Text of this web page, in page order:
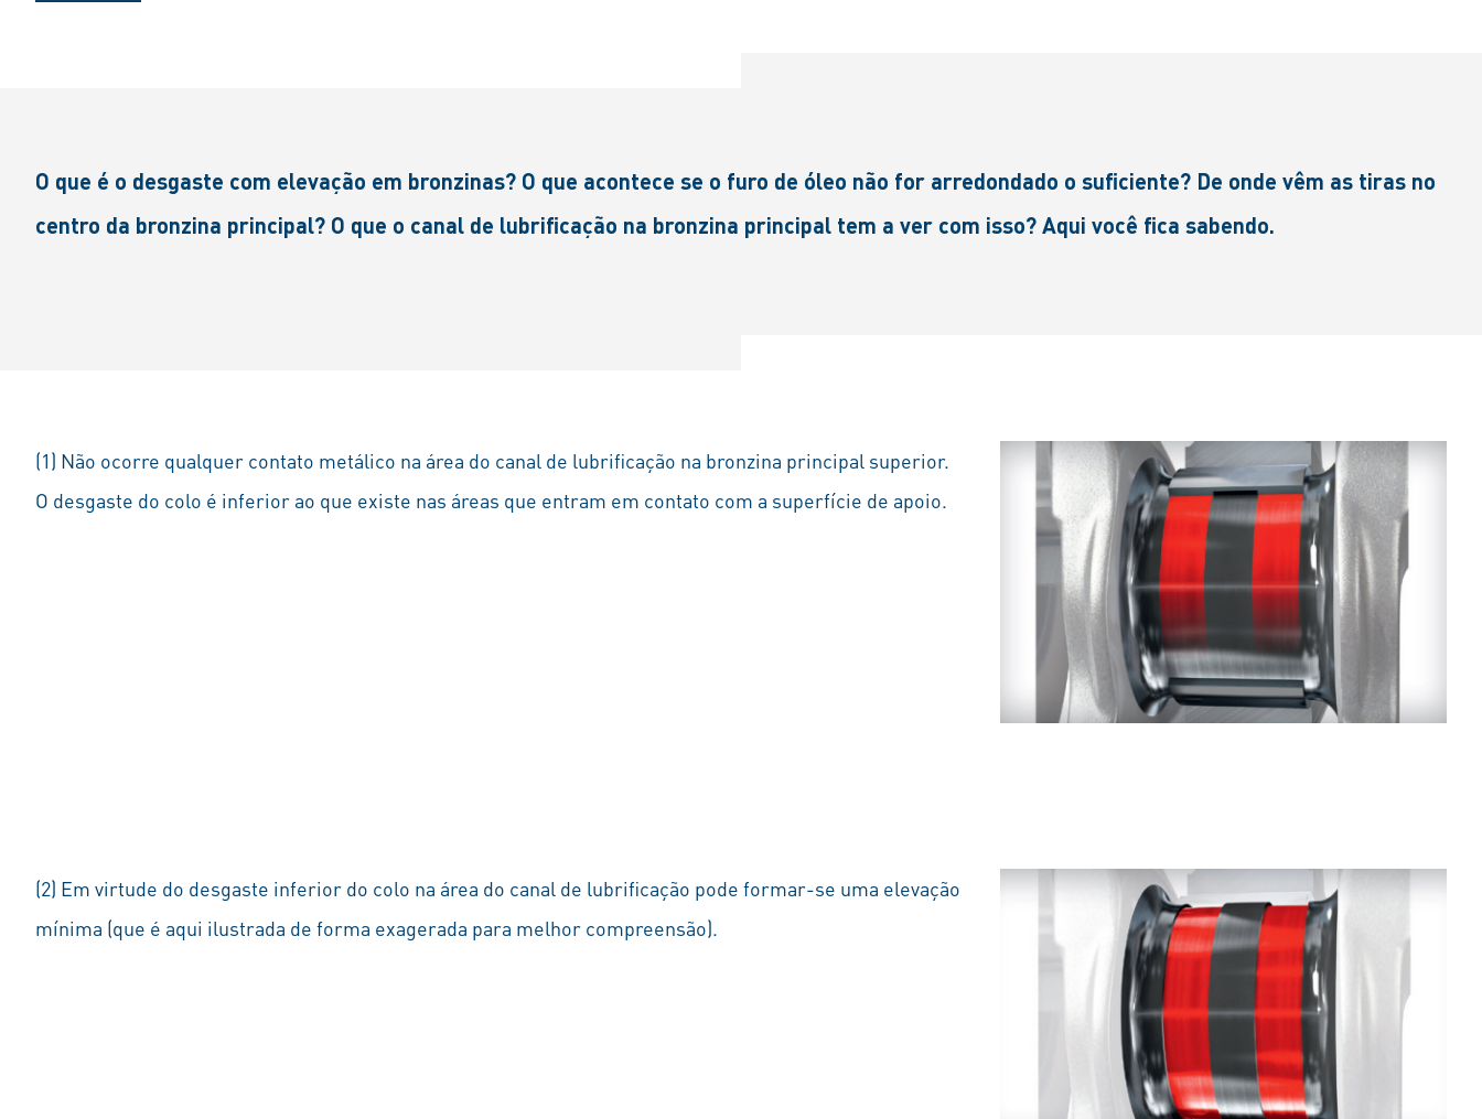
O que é o desgaste com elevação em bronzinas? O que acontece se o furo de óleo não for arredondado o suficiente? De onde vêm as tiras no
centro da bronzina principal? O que o canal de lubrificação na bronzina principal tem a ver com isso? Aqui você fica sabendo.
(1) Não ocorre qualquer contato metálico na área do canal de lubrificação na bronzina principal superior.
O desgaste do colo é inferior ao que existe nas áreas que entram em contato com a superfície de apoio.
(2) Em virtude do desgaste inferior do colo na área do canal de lubrificação pode formar-se uma elevação
mínima (que é aqui ilustrada de forma exagerada para melhor compreensão).